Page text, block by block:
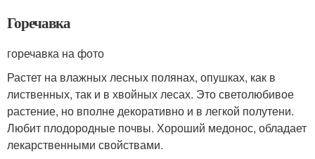
Горечавка
горечавка на фото
Растет на влажных лесных полянах, опушках, как в
лиственных, так и в хвойных лесах. Это светолюбивое
растение, но вполне декоративно и в легкой полутени.
Любит плодородные почвы. Хороший медонос, обладает
лекарственными свойствами.